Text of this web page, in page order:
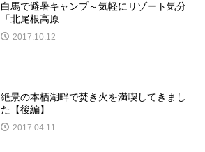
白馬で避暑キャンプ～気軽にリゾート気分
「北尾根高原...
2017.10.12
絶景の本栖湖畔で焚き火を満喫してきまし
た【後編】
2017.04.11